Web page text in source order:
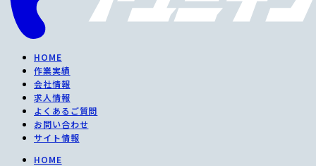
HOME
作業実績
会社情報
求人情報
よくあるご質問
お問い合わせ
サイト情報
HOME